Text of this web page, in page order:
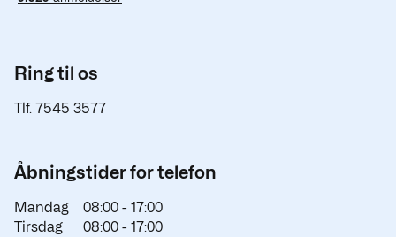
Ring til os
Tlf. 7545 3577
Åbningstider for telefon
Mandag 08:00 - 17:00
Tirsdag
08:00 - 17:00